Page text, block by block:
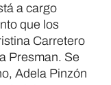
a cargo
que los
Carretero
Presman. Se
Adela Pinzón